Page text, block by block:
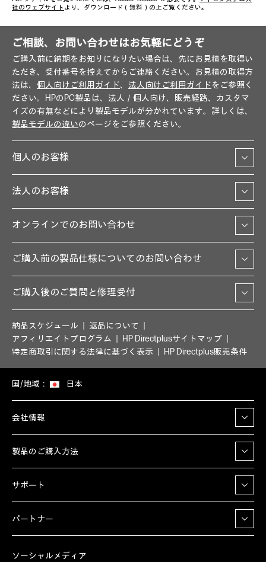
社のウェブサイト より、ダウンロード（無料）の上ご覧ください。
ご相談、お問い合わせはお気軽にどうぞ
ご購入前に納期をお知りになりたい場合は、先にお見積を取得い
ただき、受付番号を控えてからご連絡ください。お見積の取得方
法は、 個人向けご利用ガイド、 法人向けご利用ガイドをご参照く
ださい。HPのPC製品は、法人／個人向け、販売経路、カスタマ
イズの有無などにより製品モデルが分かれています。詳しくは、
製品モデルの違いのページをご参照ください。
個人のお客様
法人のお客様
オンラインでのお問い合わせ
ご購入前の製品仕様についてのお問い合わせ
ご購入後のご質問と修理受付
納品スケジュール
返品について
アフィリエイトプログラム
HP Directplusサイトマップ
特定商取引に関する法律に基づく表示
HP Directplus販売条件
国/地域： 日本
会社情報
製品のご購入方法
サポート
パートナー
ソーシャルメディア